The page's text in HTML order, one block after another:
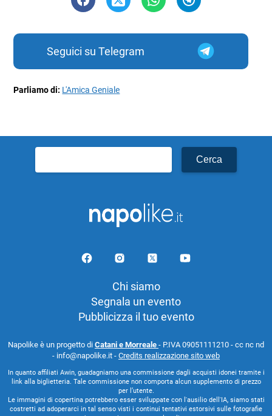
Seguici su Telegram
Parliamo di: L'Amica Geniale
per:
Chi siamo
Segnala un evento
Pubblicizza il tuo evento
Napolike è un progetto di Catani e Morreale - P.IVA 09051111210 - cc nc nd
- info@napolike.it - Credits realizzazione sito web
In quanto affiliati Awin, guadagniamo una commissione dagli acquisti idonei tramite i
link alla biglietteria. Tale commissione non comporta alcun supplemento di prezzo
per l’utente.
Le immagini di copertina potrebbero esser sviluppate con l'ausilio dell'IA, siamo stati
costretti ad adoperarci in tal senso visti i continui tentativi estorsivi sulle fotografie